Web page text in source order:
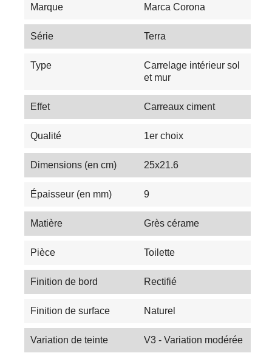
Marque Marca Corona
Série Terra
Type
Carrelage intérieur sol
et mur
Effet Carreaux ciment
Qualité 1er choix
Dimensions (en cm) 25x21.6
Épaisseur (en mm) 9
Matière Grès cérame
Pièce Toilette
Finition de bord Rectifié
Finition de surface Naturel
Variation de teinte V3 - Variation modérée